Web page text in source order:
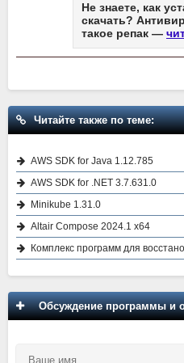
Не знаете, как
скачать?
такое репак —
Читайте также по теме:
AWS SDK for Java 1.12.785
AWS SDK for .NET 3.7.631.0
Minikube 1.31.0
Altair Compose 2024.1 x64
Комплекс программ для
Обсуждение программы и